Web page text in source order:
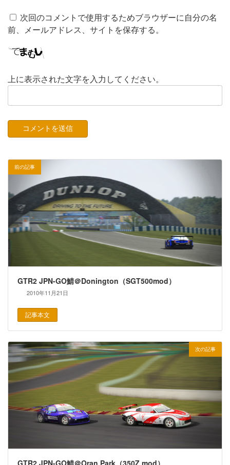
次回のコメントで使用するためブラウザーに自分の名
前、メールアドレス、サイトを保存する。
上に表示された文字を入力してください。
前の記事
GTR2 JPN-GO鯖＠Donington（SGT500mod）
2010年11月21日
記事本文
次の記事
GTR2 JPN-GO鯖＠Oran Park（350Z mod）